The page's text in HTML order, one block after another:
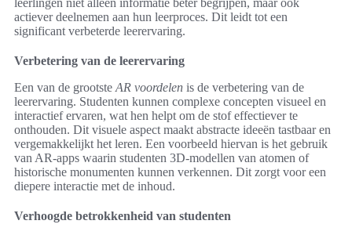
leerlingen niet alleen informatie beter begrijpen, maar ook
actiever deelnemen aan hun leerproces. Dit leidt tot een
significant verbeterde leerervaring.
Verbetering van de leerervaring
Een van de grootste AR voordelen is de verbetering van de
leerervaring. Studenten kunnen complexe concepten visueel en
interactief ervaren, wat hen helpt om de stof effectiever te
onthouden. Dit visuele aspect maakt abstracte ideeën tastbaar en
vergemakkelijkt het leren. Een voorbeeld hiervan is het gebruik
van AR-apps waarin studenten 3D-modellen van atomen of
historische monumenten kunnen verkennen. Dit zorgt voor een
diepere interactie met de inhoud.
Verhoogde betrokkenheid van studenten